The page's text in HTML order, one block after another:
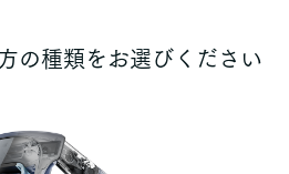
の種類をお選びください